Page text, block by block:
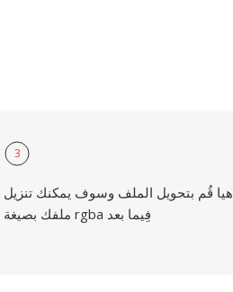
3
هيا قُم بتحويل الملف وسوف يمكنك تنزيل
ملفك بصيغة rgba فِيما بعد